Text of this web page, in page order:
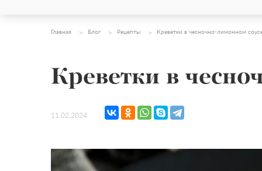
Главная Блог Рецепты Креветки в чесночно-лимонном
Креветки в
11.02.2024